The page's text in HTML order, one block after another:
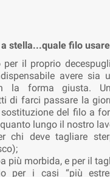
stella...quale filo
il proprio
avere sia
la forma giusta.
di farci passare la
del filo a
lungo il nostro
chi deve tagliare
più morbida, e per il
per i casi “più